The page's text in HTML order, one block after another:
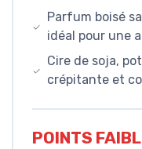
Parfum boisé
idéal pour une
Cire de soja,
crépitante et
POINTS